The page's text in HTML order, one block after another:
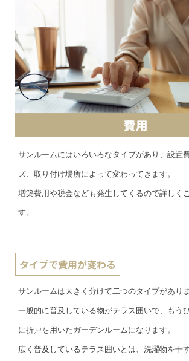
サンルームにはいろいろなタイプがあり、設置
ズ、取り付け場所によって変わってきます。
増築費用や税金なども発生してくるので詳しく
す。
タイプで費用が変わる
サンルームは大きく分けて二つのタイプがありま
一般的に普及している物がテラス囲いで、もう
に折戸を用いたガーデンルームになります。
広く普及しているテラス囲いとは、洗濯物を干